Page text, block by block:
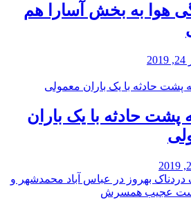
هوا به بخش آسارا هم
پشت حادثه با یک باران